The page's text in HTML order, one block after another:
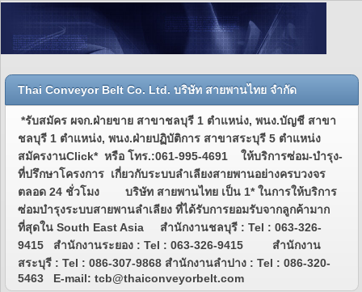
Thai Conveyor Belt Co. Ltd. บริษัท สายพานไทย จำกัด
*รับสมัคร ผจก.ฝ่ายขาย สาขาชลบุรี 1 ตำแหน่ง, พนง.บัญชี สาขา
ชลบุรี 1 ตำแหน่ง, พนง.ฝ่ายปฏิบัติการ สาขาสระบุรี 5 ตำแหน่ง
สมัครงานClick* หรือ โทร.:061-995-4691 ให้บริการซ่อม-บำรุง-
ที่ปรึกษาโครงการ เกี่ยวกับระบบลำเลียงสายพานอย่างครบวงจร
ตลอด 24 ชั่วโมง บริษัท สายพานไทย เป็น 1* ในการให้บริการ
ซ่อมบำรุงระบบสายพานลำเลียง ที่ได้รับการยอมรับจากลูกค้ามาก
ที่สุดใน South East Asia สำนักงานชลบุรี : Tel : 063-326-
9415 สำนักงานระยอง : Tel : 063-326-9415 สำนักงาน
สระบุรี : Tel : 086-307-9868 สำนักงานลำปาง : Tel : 086-320-
5463 E-mail: tcb@thaiconveyorbelt.com